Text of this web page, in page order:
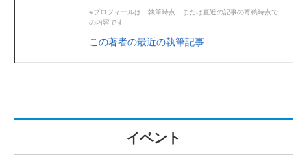
※プロフィールは、執筆時点、または直近の記事の寄稿時点で
の内容です
この著者の最近の執筆記事
イベント